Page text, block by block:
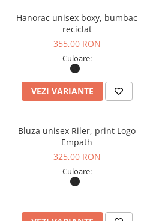
Hanorac unisex boxy, bumbac
reciclat
355,00 RON
Culoare:
VEZI VARIANTE
Bluza unisex Riler, print Logo
Empath
325,00 RON
Culoare: